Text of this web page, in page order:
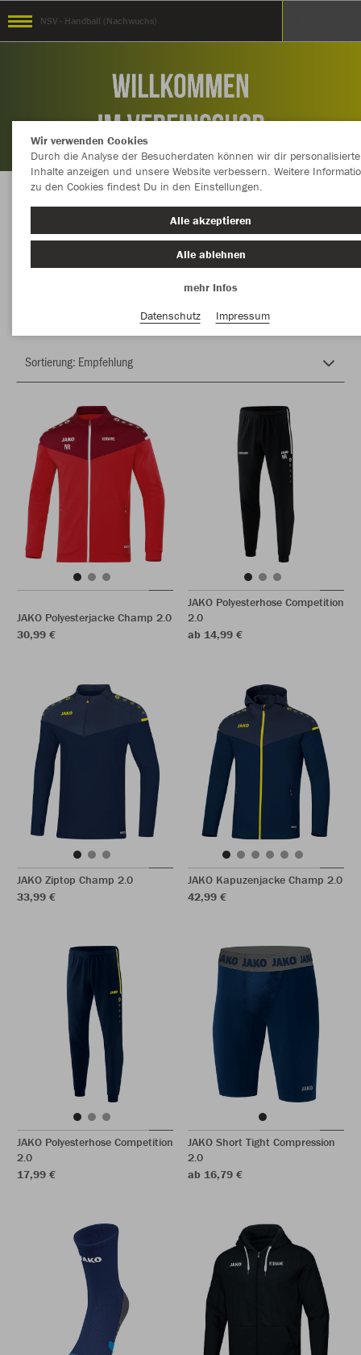
NSV - Handball (Nachwuchs)
Herzlich Willkommen im Teamshop NSV -
Handball (Nachwuchs)
JAKO Polyesterjacke Champ 2.0
30,99 €
JAKO Polyesterhose Competition
2.0
ab 14,99 €
JAKO Ziptop Champ 2.0
33,99 €
JAKO Kapuzenjacke Champ 2.0
42,99 €
JAKO Polyesterhose Competition
2.0
17,99 €
JAKO Short Tight Compression
2.0
ab 16,79 €
Wir verwenden Cookies
Durch die Analyse der Besucherdaten können wir dir personalisierte
Inhalte anzeigen und unsere Website verbessern. Weitere
zu den Cookies findest Du in den Einstellungen.
Alle akzeptieren
Alle ablehnen
mehr Infos
Datenschutz
Impressum